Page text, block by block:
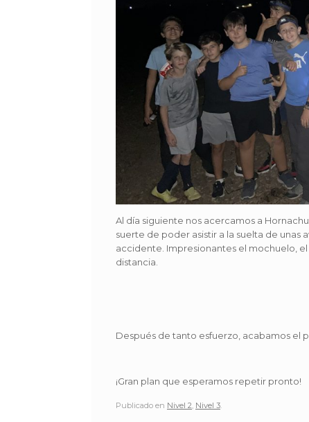
Al día siguiente nos acercamos a
suerte de poder asistir a la suelta de unas
accidente. Impresionantes el mochuelo,
distancia.
Después de tanto esfuerzo, acabamos el
¡Gran plan que esperamos repetir pronto!
Publicado en Nivel 2 Nivel 3